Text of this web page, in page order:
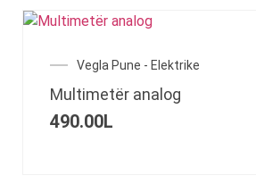
Vegla Pune - Elektrike
Multimetër analog
490.00L